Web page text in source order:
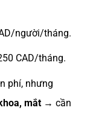
người/tháng.
CAD/tháng.
phí, nhưng
mắt→ cần